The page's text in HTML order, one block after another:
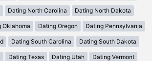
Dating North Carolina Dating North Dakota
Oklahoma Dating Oregon Dating Pennsylvania
Dating South Carolina Dating South Dakota
Dating Texas Dating Utah Dating Vermont